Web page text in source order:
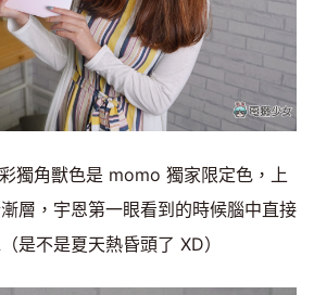
獨角獸色是 momo 獨家限定色，上
層，宇恩第一眼看到的時候腦中直接
是不是夏天熱昏頭了 XD）